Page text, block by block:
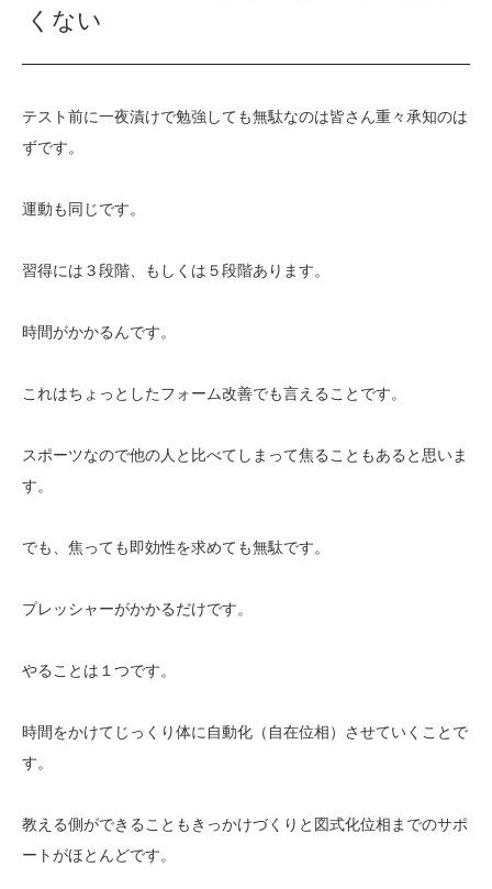
くない
テスト前に一夜漬けで勉強しても無駄なのは皆さん重々承知のは
ずです。
運動も同じです。
習得には３段階、もしくは５段階あります。
時間がかかるんです。
これはちょっとしたフォーム改善でも言えることです。
スポーツなので他の人と比べてしまって焦ることもあると思いま
す。
でも、焦っても即効性を求めても無駄です。
プレッシャーがかかるだけです。
やることは１つです。
時間をかけてじっくり体に自動化（自在位相）させていくことで
す。
教える側ができることもきっかけづくりと図式化位相までのサポ
ートがほとんどです。